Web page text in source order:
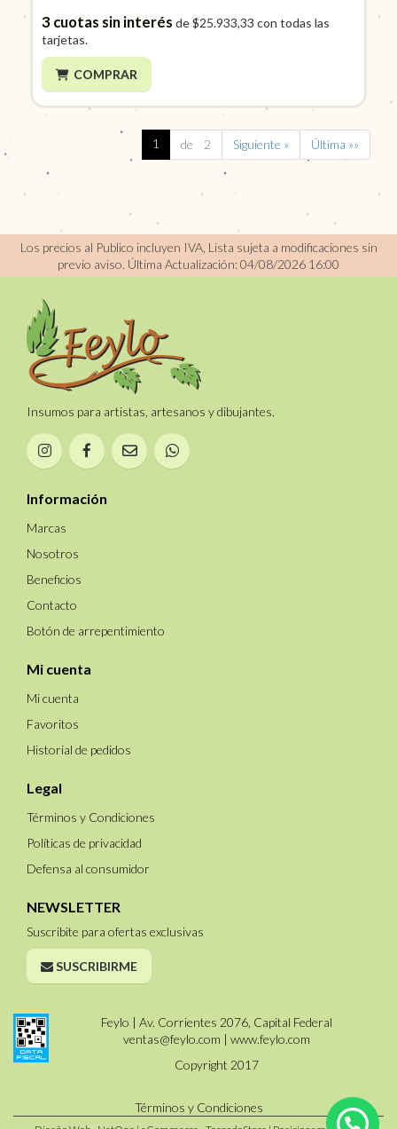
3cuotas sin interés de$25.933,33 con todas las
tarjetas.
COMPRAR
1 de 2 Siguiente » Última »»
Los precios al Publico incluyen IVA, Lista sujeta a modificaciones sin
previo aviso. Última Actualización: 04/08/2026 16:00
Insumos para artistas, artesanos y dibujantes.
Información
Marcas
Nosotros
Beneficios
Contacto
Botón de arrepentimiento
Mi cuenta
Mi cuenta
Favoritos
Historial de pedidos
Legal
Términos y Condiciones
Políticas de privacidad
Defensa al consumidor
NEWSLETTER
Suscribite para ofertas exclusivas
SUSCRIBIRME
Feylo | Av. Corrientes 2076, Capital Federal
ventas@feylo.com | www.feylo.com
Copyright 2017
Términos y Condiciones